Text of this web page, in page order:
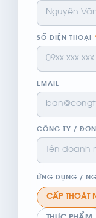
SỐ ĐIỆN THOẠI *
EMAIL
CÔNG TY / ĐƠN
ỨNG DỤNG /
CẤP THOÁT